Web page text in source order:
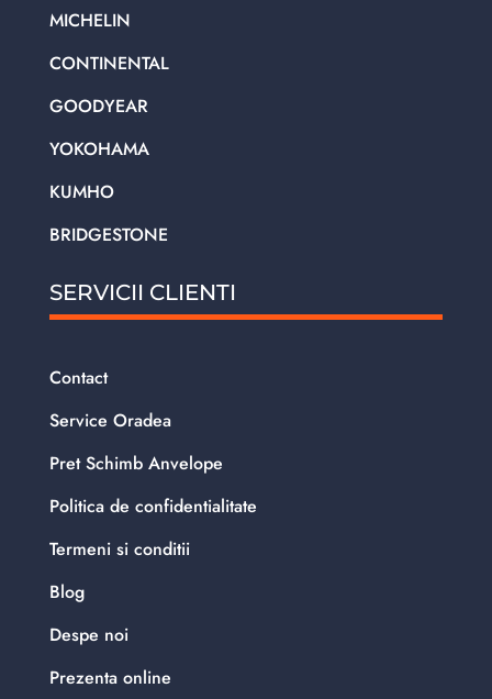
MICHELIN
CONTINENTAL
GOODYEAR
YOKOHAMA
KUMHO
BRIDGESTONE
SERVICII CLIENTI
Contact
Service Oradea
Pret Schimb Anvelope
Politica de confidentialitate
Termeni si conditii
Blog
Despe noi
Prezenta online